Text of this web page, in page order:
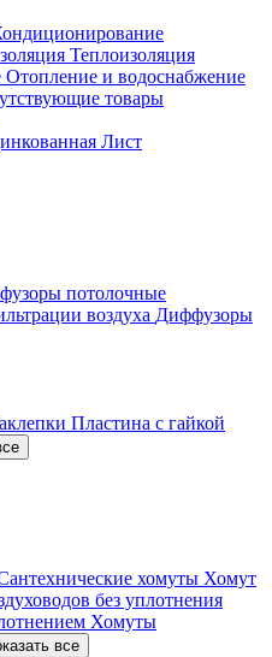
Теплоизоляция
Отопление и водоснабжение
товары
Лист
потолочные
воздуха Диффузоры
Пластина с гайкой
хомуты Хомут
без уплотнения
Хомуты
все